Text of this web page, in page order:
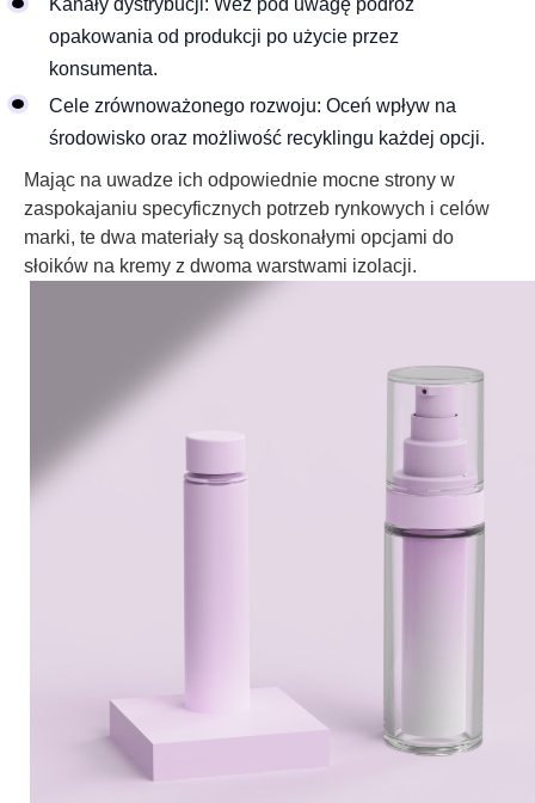
Kanały dystrybucji: Weź pod uwagę podróż
opakowania od produkcji po użycie przez
konsumenta.
Cele zrównoważonego rozwoju: Oceń wpływ na
środowisko oraz możliwość recyklingu każdej opcji.
Mając na uwadze ich odpowiednie mocne strony w
zaspokajaniu specyficznych potrzeb rynkowych i celów
marki, te dwa materiały są doskonałymi opcjami do
słoików na kremy z dwoma warstwami izolacji.